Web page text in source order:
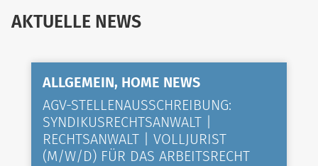
AKTUELLE NEWS
ALLGEMEIN, HOME NEWS
AGV-STELLENAUSSCHREIBUNG:
SYNDIKUSRECHTSANWALT |
RECHTSANWALT | VOLLJURIST
(M/W/D) FÜR DAS ARBEITSRECHT